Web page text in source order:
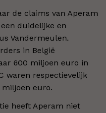
de claims van Aperam
duidelijke en
Vandermeulen.
in België
600 miljoen euro in
waren respectievelijk
miljoen euro.
heeft Aperam niet